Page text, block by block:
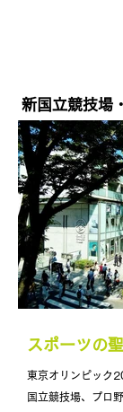
新国立競技場
スポーツの
東京オリンピック
国立競技場、プロ